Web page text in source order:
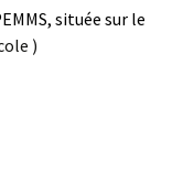
située sur le
)